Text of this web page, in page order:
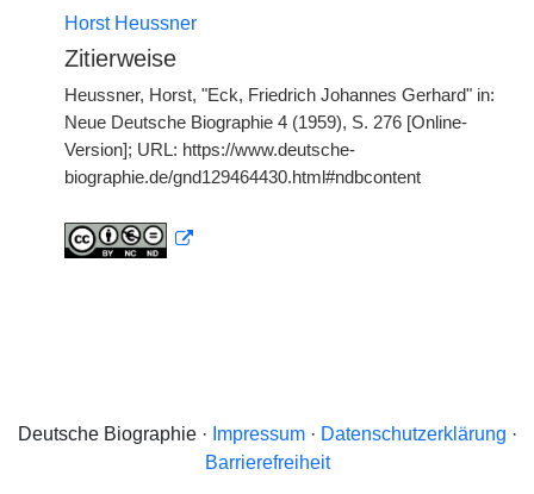
Horst Heussner
Zitierweise
Heussner, Horst, "Eck, Friedrich Johannes Gerhard" in:
Neue Deutsche Biographie 4 (1959), S. 276 [Online-
Version]; URL: https://www.deutsche-
biographie.de/gnd129464430.html#ndbcontent
Deutsche Biographie · Impressum· Datenschutzerklärung ·
Barrierefreiheit